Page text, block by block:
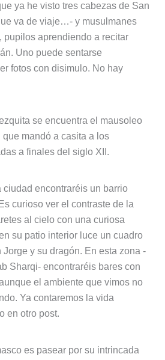
ya he visto tres cabezas de San
va de viaje…- y musulmanes
pupilos aprendiendo a recitar
Uno puede sentarse
fotos con disimulo. No hay
se encuentra el mausoleo
que mandó a casita a los
a finales del siglo XII.
ciudad encontraréis un barrio
curioso ver el contraste de la
al cielo con una curiosa
su patio interior luce un cuadro
y su dragón. En esta zona -
Sharqi- encontraréis bares con
el ambiente que vimos no
Ya contaremos la vida
en otro post.
es pasear por su intrincada